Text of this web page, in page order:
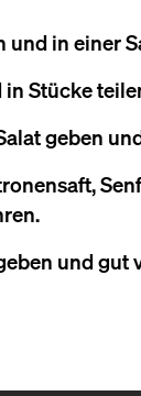
in einer
Stücke
geben
und gut